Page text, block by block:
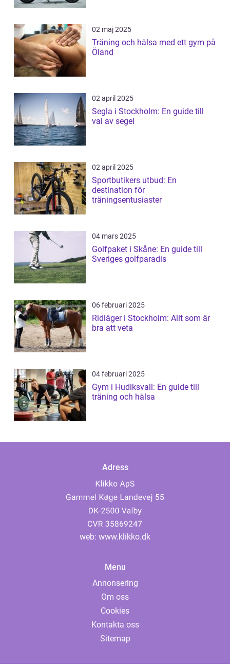
02 maj 2025
Träning och hälsa med ett gym på
Öland
02 april 2025
Segla i Stockholm: En guide till
val av segel
02 april 2025
Sportbutikers utbud: En
destination för
träningsentusiaster
04 mars 2025
Golfpaket i Skåne: En guide till
Sveriges golfparadis
06 februari 2025
Ridläger i Stockholm: Allt som är
bra att veta
04 februari 2025
Gym i Hudiksvall: En guide till
träning och hälsa
Adress
web: www.klikko.dk
Menu
Annonsering
Om oss
Cookies
Kontakta oss
Sitemap